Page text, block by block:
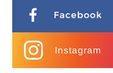
Instagram